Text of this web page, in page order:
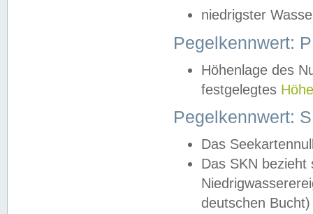
niedrigster
Pegelkennwert:
Höhenlage des
festgelegtes
Pegelkennwert:
Das
Das SKN
deutschen